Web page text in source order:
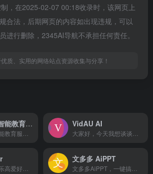
，在2025-02-07 00:18收录时，该网页上
合法，后期网页的内容如出现违规，可以
进行删除，2345AI导航不承担任何责任。
质、实用的网络站点资源收集与分享！
中小学人工智能教育服务平台 VidAU AI
文多多 AiPPT